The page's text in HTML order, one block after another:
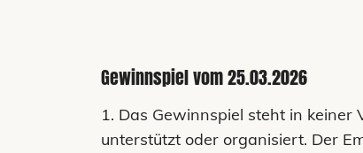
Gewinnspiel vom 25.03.2026
1. Das Gewinnspiel steht in
unterstützt oder organisiert. Der